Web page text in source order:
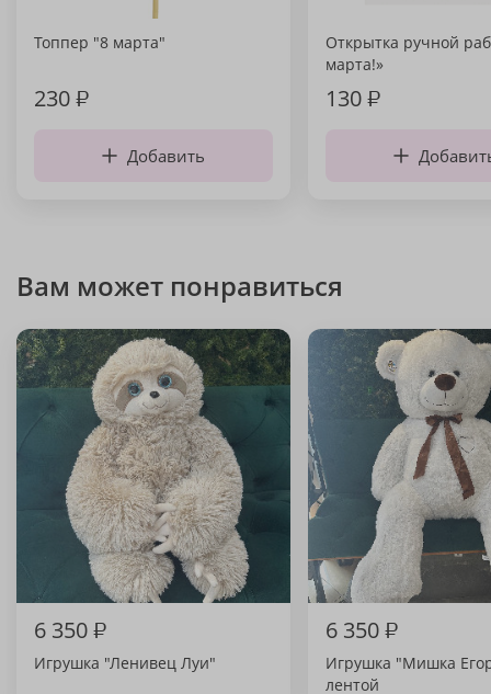
Топпер "8 марта"
230₽
Добавить
Открытка ручной
марта!»
130₽
Вам может понравиться
6 350₽
Игрушка "Ленивец Луи"
6 350₽
Игрушка "Мишка
лентой